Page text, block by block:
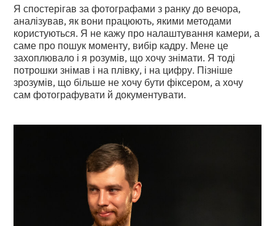
Я спостерігав за фотографами з ранку до вечора,
аналізував, як вони працюють, якими методами
користуються. Я не кажу про налаштування камери, а
саме про пошук моменту, вибір кадру. Мене це
захоплювало і я розумів, що хочу знімати. Я тоді
потрошки знімав і на плівку, і на цифру. Пізніше
зрозумів, що більше не хочу бути фіксером, а хочу
сам фотографувати й документувати.